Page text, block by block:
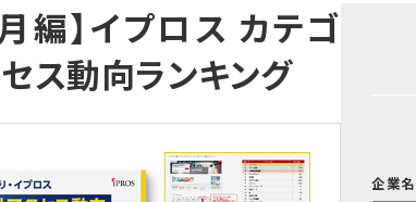
編】イプロス カテゴ
ス動向ランキング
企業名